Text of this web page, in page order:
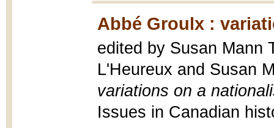
Abbé Groulx :
edited by Susan Mann
L'Heureux and Susan
variations on a
Issues in Canadian